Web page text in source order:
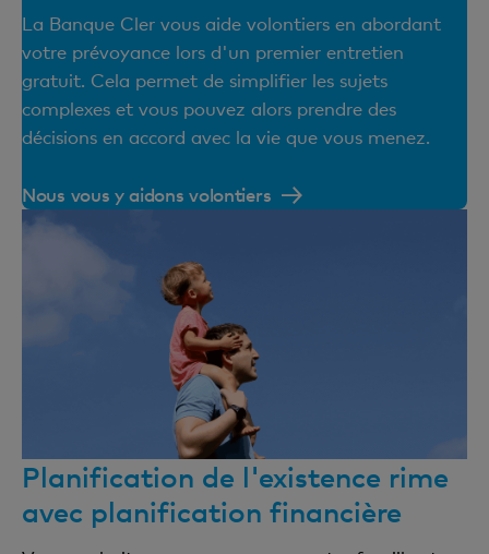
La Banque Cler vous aide volontiers en abordant
votre prévoyance lors d'un premier entretien
gratuit. Cela permet de simplifier les sujets
complexes et vous pouvez alors prendre des
décisions en accord avec la vie que vous menez.
Nous vous y aidons volontiers
Planification de l'existence rime
avec planification financière